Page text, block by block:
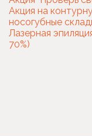
Акция на
носогубные
Лазерная
70%)